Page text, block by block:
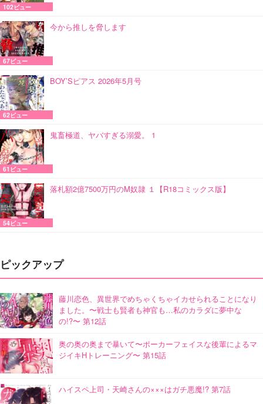
102ビュー
今から推しを脅します
67ビュー
BOY’Sピアス 2026年5月号
62ビュー
鬼畜極道、ヤバすぎる溺愛。 1
61ビュー
落札額2億7500万円のM奴隷 １【R18コミックス版】
54ビュー
ピックアップ
藤川恋色、異世界でめちゃくちゃイカせられることになり
ました。〜戦士も賢者も神官も…私のカラダに夢中な
の!?〜 第12話
奥の奥の奥まで暴いて〜ポーカーフェイスな後輩によるマ
ジイキHトレーニング〜 第15話
ハイスペ上司・天崎さんの×××はガチ悪魔!? 第7話